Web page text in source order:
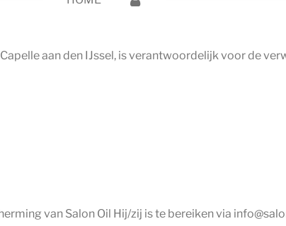
aan den IJssel, is verantwoordelijk voor de
van Salon Oil Hij/zij is te bereiken via